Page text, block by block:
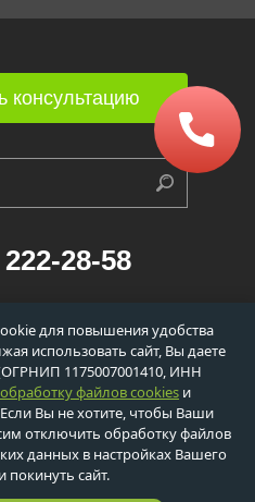
персональных данных
сookie-файлов
консультацию
28-58
«Сокол», 560м)
ei-60.ru
для повышения удобства
использовать сайт, Вы даете
1175007001410, ИНН
файлов cookies и
Вы не хотите, чтобы Ваши
отключить обработку файлов
данных в настройках Вашего
покинуть сайт.